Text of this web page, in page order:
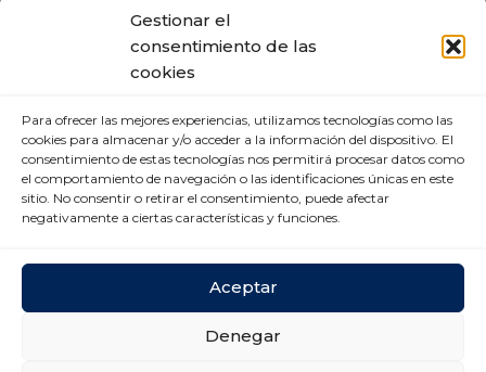
Gestionar el
consentimiento de las
cookies
Para ofrecer las mejores experiencias, utilizamos tecnologías como las
cookies para almacenar y/o acceder a la información del dispositivo. El
consentimiento de estas tecnologías nos permitirá procesar datos como
el comportamiento de navegación o las identificaciones únicas en este
sitio. No consentir o retirar el consentimiento, puede afectar
negativamente a ciertas características y funciones.
Aceptar
Denegar
Prevención Riesgos Laborales (12)
Relaciones laborales (11)